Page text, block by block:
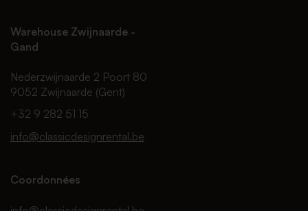
Warehouse Zwijnaarde -
Gand
Nederzwijnaarde 2 Poort 80
9052 Zwijnaarde (Gent)
+32 9 282 51 15
info@classicdesignrental.be
Coordonnées